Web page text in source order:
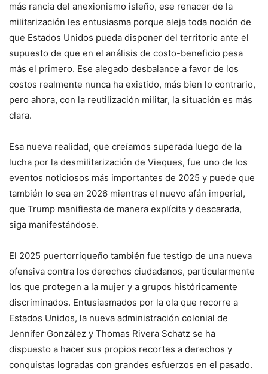
más rancia del anexionismo isleño, ese renacer de la
militarización les entusiasma porque aleja toda noción de
que Estados Unidos pueda disponer del territorio ante el
supuesto de que en el análisis de costo-beneficio pesa
más el primero. Ese alegado desbalance a favor de los
costos realmente nunca ha existido, más bien lo contrario,
pero ahora, con la reutilización militar, la situación es más
clara.
Esa nueva realidad, que creíamos superada luego de la
lucha por la desmilitarización de Vieques, fue uno de los
eventos noticiosos más importantes de 2025 y puede que
también lo sea en 2026 mientras el nuevo afán imperial,
que Trump manifiesta de manera explícita y descarada,
siga manifestándose.
El 2025 puertorriqueño también fue testigo de una nueva
ofensiva contra los derechos ciudadanos, particularmente
los que protegen a la mujer y a grupos históricamente
discriminados. Entusiasmados por la ola que recorre a
Estados Unidos, la nueva administración colonial de
Jennifer González y Thomas Rivera Schatz se ha
dispuesto a hacer sus propios recortes a derechos y
conquistas logradas con grandes esfuerzos en el pasado.